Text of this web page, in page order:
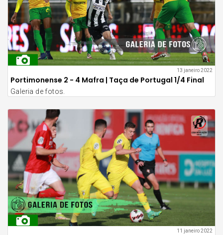
13 janeiro 2022
Portimonense 2 - 4 Mafra | Taça de Portugal 1/4 Final
Galeria de fotos.
11 janeiro 2022